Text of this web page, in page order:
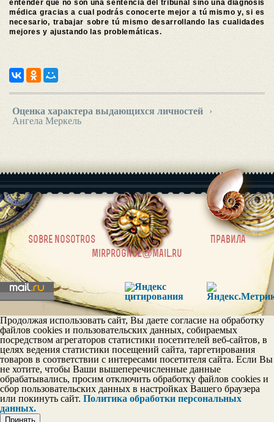
entender que no son una sentencia del tribunal sino una diagnosis
médica gracias a cual podrás conocerte mejor a tú mismo y, si es
necesario, trabajar sobre tú mismo desarrollando las cualidades
mejores y ajustando las problemáticas.
Оценка характера выдающихся личностей
›
Ангела Меркель
sobre nosotros |
Правила
mirprognoz@mail.ru
Продолжая использовать сайт, Вы даете согласие на обработку
файлов cookies и пользовательских данных, собираемых
посредством агрегаторов статистики посетителей веб-сайтов, в
целях ведения статистики посещений сайта, таргетирования
товаров в соответствии с интересами посетителя сайта. Если Вы
не хотите, чтобы Ваши вышеперечисленные данные
обрабатывались, просим отключить обработку файлов cookies и
сбор пользовательских данных в настройках Вашего браузера
или покинуть сайт. Политика обработки персональных
данных.
Принять